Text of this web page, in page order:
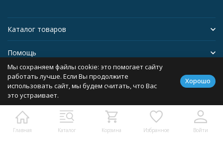
Главная Каталог Корзина Избранное Войти
Каталог товаров
Помощь
Информация
Политика персональных данных
Мы сохраняем файлы cookie: это помогает сайту
работать лучше. Если Вы продолжите
использовать сайт, мы будем считать, что Вас
это устраивает.
Хорошо